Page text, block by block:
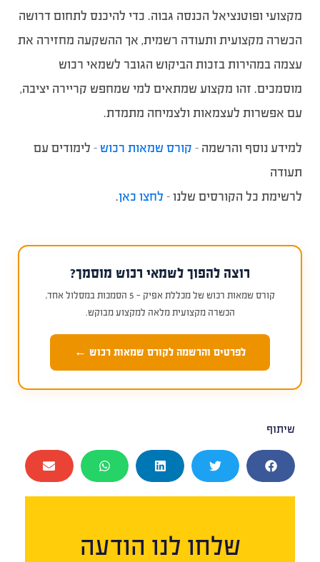
מקצועי ופוטנציאל הכנסה גבוה. כדי להיכנס לתחום דרושה
הכשרה מקצועית ותעודה רשמית, אך ההשקעה מחזירה את
עצמה במהירות בזכות הביקוש הגובר לשמאי רכוש
מוסמכים. זהו מקצוע שמתאים למי שמחפש קריירה יציבה,
עם אפשרות לעצמאות ולצמיחה מתמדת.
למידע נוסף והרשמה – קורס שמאות רכוש – לימודים עם
תעודה
לרשימת כל הקורסים שלנו – לחצו כאן.
רוצה להפוך לשמאי רכוש מוסמך?
קורס שמאות רכוש של מכללת אפיק — 5 הסמכות במסלול אחד,
הכשרה מקצועית מלאה למקצוע מבוקש.
לפרטים והרשמה לקורס שמאות רכוש ←
שיתוף
שלחו לנו הודעה